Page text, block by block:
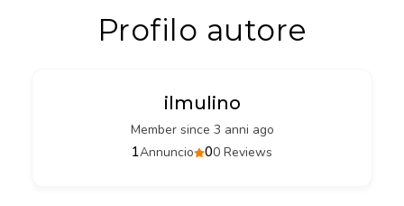
Profilo autore
ilmulino
Member since 3 anni ago
00 Reviews
1Annuncio